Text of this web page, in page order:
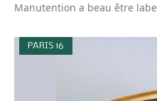
Manutention a beau être
PARIS 16